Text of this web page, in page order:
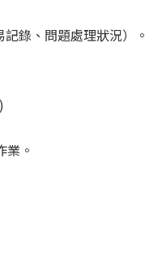
錄、問題處理狀況）。
。